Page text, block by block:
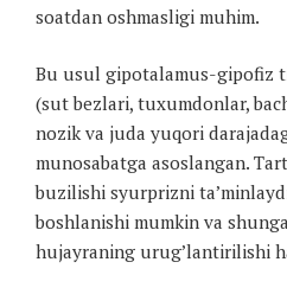
soatdan oshmasligi muhim.
Bu usul gipotalamus-gipofiz
(sut bezlari, tuxumdonlar,
nozik va juda yuqori
munosabatga asoslangan.
buzilishi syurprizni
boshlanishi mumkin va
hujayraning urug’lantirilishi